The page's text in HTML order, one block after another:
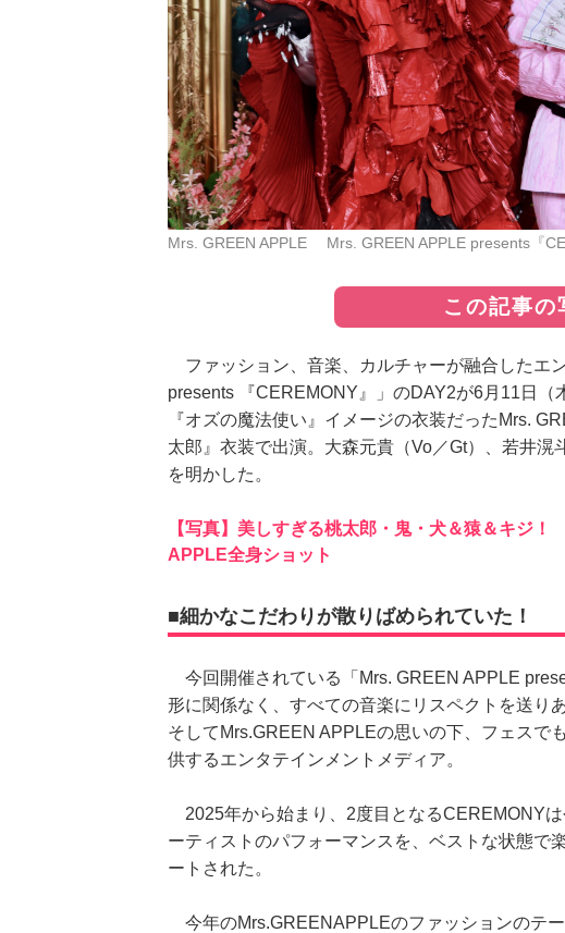
Mrs. GREEN APPLE Mrs. GREEN APPLE presents『
この記事の
ファッション、音楽、カルチャーが融合したエ
presents 『CEREMONY』」のDAY2が6月11日
『オズの魔法使い』イメージの衣装だったMrs.
太郎』衣装で出演。大森元貴（Vo／Gt）、若井滉
を明かした。
【写真】美しすぎる桃太郎・鬼・犬＆猿＆キジ
APPLE全身ショット
■細かなこだわりが散りばめられていた！
今回開催されている「Mrs. GREEN APPLE
形に関係なく、すべての音楽にリスペクトを送り
そしてMrs.GREEN APPLEの思いの下、フェスで
供するエンタテインメントメディア。
2025年から始まり、2度目となるCEREMONY
ーティストのパフォーマンスを、ベストな状態で
ートされた。
今年のMrs.GREENAPPLEのファッションのテ